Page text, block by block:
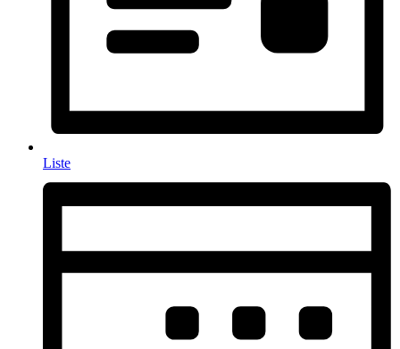
Liste